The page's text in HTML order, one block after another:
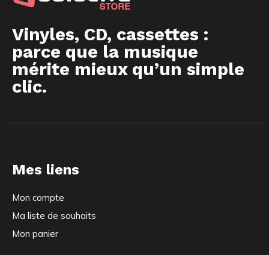
Vinyles, CD, cassettes :
parce que la musique
mérite mieux qu’un simple
clic.
Mes liens
Mon compte
Ma liste de souhaits
Mon panier